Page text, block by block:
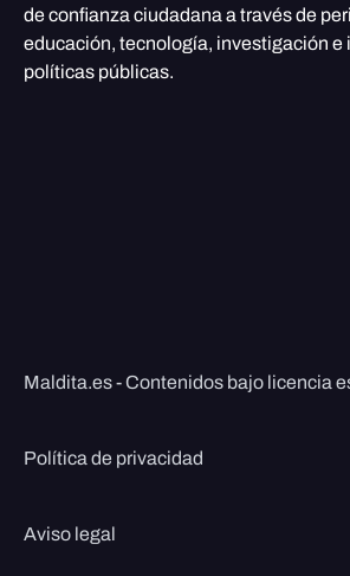
de confianza ciudadana a través de
educación, tecnología, investigación e
políticas públicas.
Maldita.es - Contenidos bajo licencia
Política de privacidad
Aviso legal